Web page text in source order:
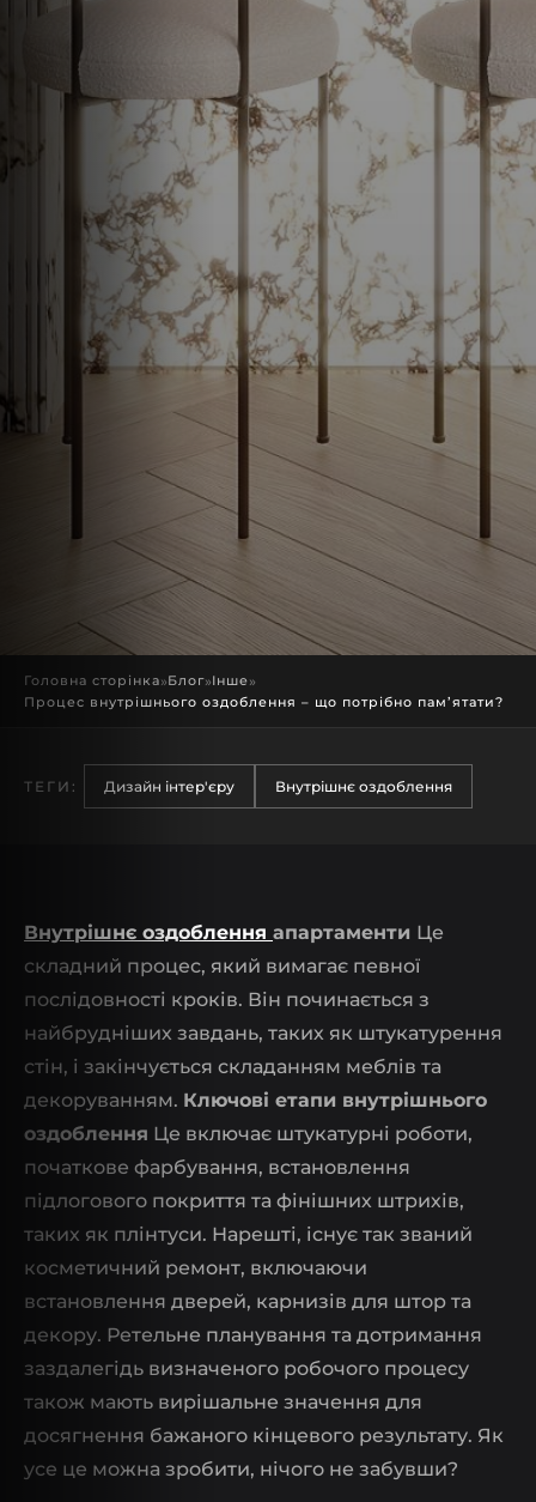
Головна сторінка»Блог»Інше»
Процес внутрішнього оздоблення – що потрібно пам’ятати?
ТЕГИ: Дизайн інтер'єру Внутрішнє оздоблення
Внутрішнє оздоблення апартаменти Це
складний процес, який вимагає певної
послідовності кроків. Він починається з
найбрудніших завдань, таких як штукатурення
стін, і закінчується складанням меблів та
декоруванням. Ключові етапи внутрішнього
оздоблення Це включає штукатурні роботи,
початкове фарбування, встановлення
підлогового покриття та фінішних штрихів,
таких як плінтуси. Нарешті, існує так званий
косметичний ремонт, включаючи
встановлення дверей, карнизів для штор та
декору. Ретельне планування та дотримання
заздалегідь визначеного робочого процесу
також мають вирішальне значення для
досягнення бажаного кінцевого результату. Як
усе це можна зробити, нічого не забувши?